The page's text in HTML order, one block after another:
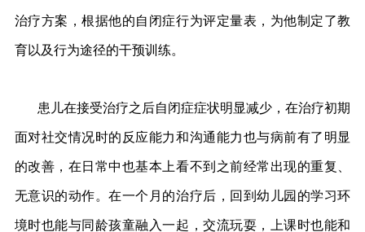
治疗方案，根据他的自闭症行为评定量表，为他制定了教
育以及行为途径的干预训练。
患儿在接受治疗之后自闭症症状明显减少，在治疗初期
面对社交情况时的反应能力和沟通能力也与病前有了明显
的改善，在日常中也基本上看不到之前经常出现的重复、
无意识的动作。在一个月的治疗后，回到幼儿园的学习环
境时也能与同龄孩童融入一起，交流玩耍，上课时也能和